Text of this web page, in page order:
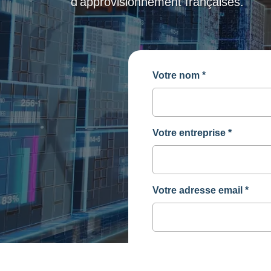
Votre nom*
Votre entreprise*
Votre adresse email *